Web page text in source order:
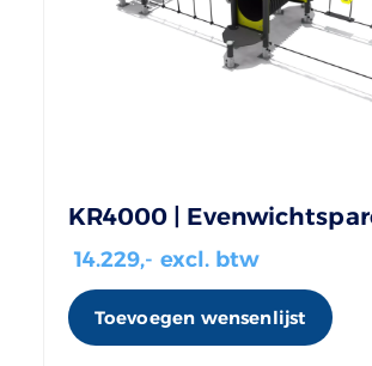
KR4000 |
14.229,- excl. btw
Toevoegen wensenlijst